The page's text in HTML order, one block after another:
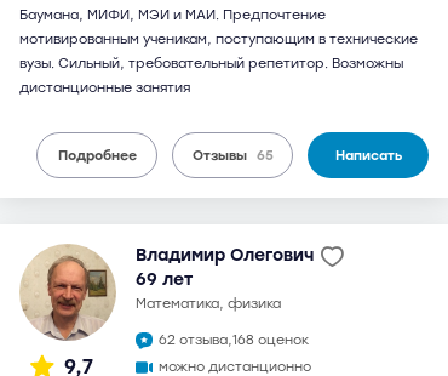
Баумана, МИФИ, МЭИ и МАИ. Предпочтение
мотивированным ученикам, поступающим в технические
вузы. Сильный, требовательный репетитор. Возможны
дистанционные занятия
Подробнее Отзывы 65 Написать
9,7
Владимир Олегович
69 лет
математика, физика
62 отзыва,168 оценок
можно дистанционно